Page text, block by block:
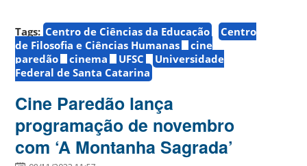
Tags: Centro de Ciências da Educação
Centro
de Filosofia e Ciências Humanas
cine
paredão
cinema UFSC
Universidade
Federal de Santa Catarina
Cine Paredão lança
programação de novembro
com ‘A Montanha Sagrada’